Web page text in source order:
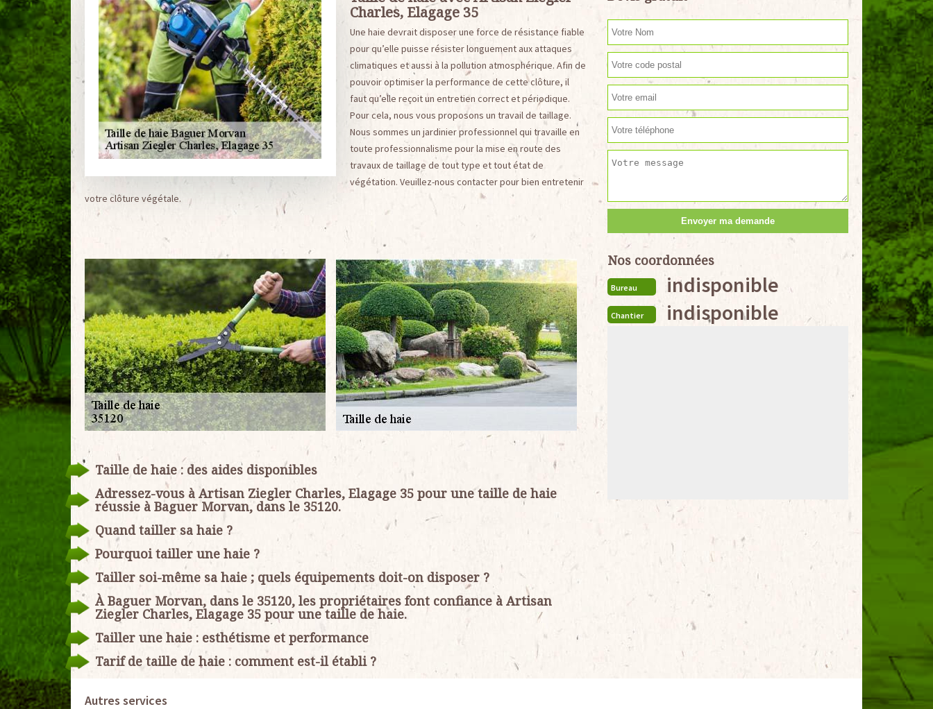
Charles, Elagage 35
Une haie devrait disposer une force de résistance fiable
pour qu’elle puisse résister longuement aux attaques
climatiques et aussi à la pollution atmosphérique. Afin de
pouvoir optimiser la performance de cette clôture, il
faut qu’elle reçoit un entretien correct et périodique.
Pour cela, nous vous proposons un travail de taillage.
Nous sommes un jardinier professionnel qui travaille en
toute professionnalisme pour la mise en route des
travaux de taillage de tout type et tout état de
végétation. Veuillez-nous contacter pour bien entretenir
votre clôture végétale.
Taille de haie : des aides disponibles
Adressez-vous à Artisan Ziegler Charles, Elagage 35 pour une taille de haie
réussie à Baguer Morvan, dans le 35120.
Quand tailler sa haie ?
Pourquoi tailler une haie ?
Tailler soi-même sa haie ; quels équipements doit-on disposer ?
À Baguer Morvan, dans le 35120, les propriétaires font confiance à Artisan
Ziegler Charles, Elagage 35 pour une taille de haie.
Tailler une haie : esthétisme et performance
Tarif de taille de haie : comment est-il établi ?
Nos coordonnées
Bureau indisponible
Chantier indisponible
Autres services